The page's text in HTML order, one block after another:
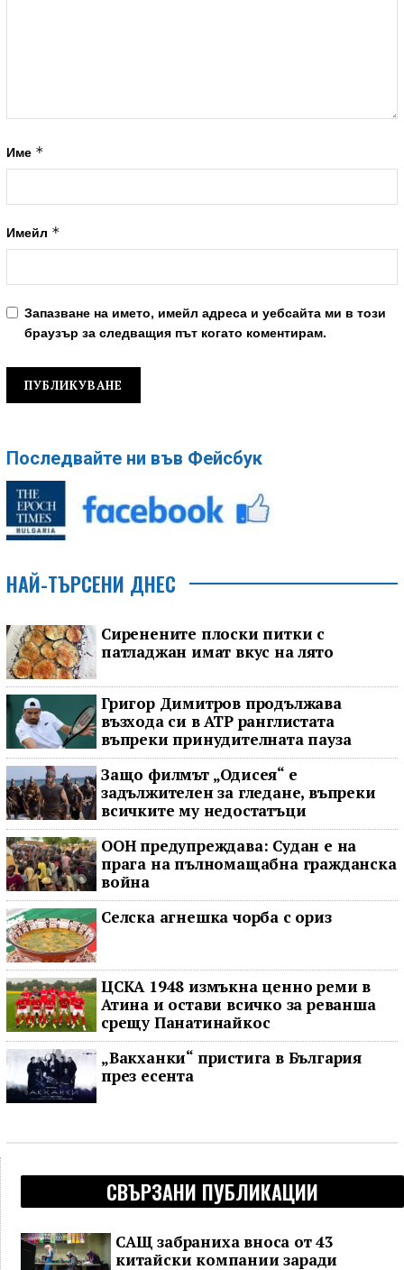
Име *
Имейл *
Запазване на името, имейл адреса и уебсайта ми в този
браузър за следващия път когато коментирам.
Последвайте ни във Фейсбук
НАЙ-ТЪРСЕНИ ДНЕС
Сиренените плоски питки с
патладжан имат вкус на лято
Григор Димитров продължава
възхода си в ATP ранглистата
въпреки принудителната пауза
Защо филмът „Одисея“ е
задължителен за гледане, въпреки
всичките му недостатъци
ООН предупреждава: Судан е на
прага на пълномащабна гражданска
война
Селска агнешка чорба с ориз
ЦСКА 1948 измъкна ценно реми в
Атина и остави всичко за реванша
срещу Панатинайкос
„Вакханки“ пристига в България
през есента
СВЪРЗАНИ ПУБЛИКАЦИИ
САЩ забраниха вноса от 43
китайски компании заради